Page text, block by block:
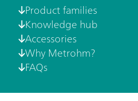
Product families
Knowledge hub
Accessories
Why Metrohm?
FAQs